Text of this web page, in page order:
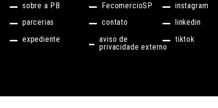
sobre a PB
parcerias
expediente
FecomercioSP
contato
aviso de
privacidade externo
instagram
linkedin
tiktok